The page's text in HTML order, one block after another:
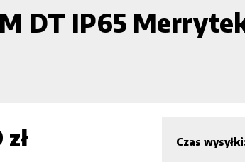
DT IP65
zł
Czas